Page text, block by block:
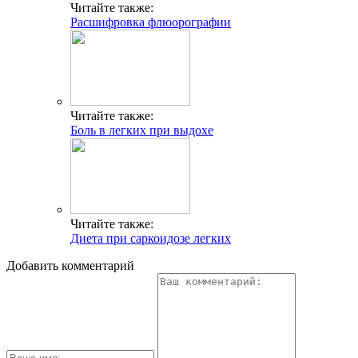
Читайте также:
Расшифровка флюорографии
Читайте также:
Боль в легких при выдохе
Читайте также:
Диета при саркоидозе легких
Добавить комментарий